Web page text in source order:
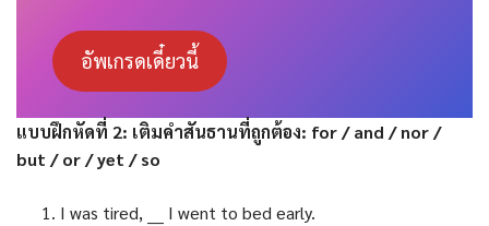
อัพเกรดเดี๋ยวนี้
แบบฝึกหัดที่ 2: เติมคำสันธานที่ถูกต้อง: for / and / nor /
but / or / yet / so
I was tired, ___ I went to bed early.